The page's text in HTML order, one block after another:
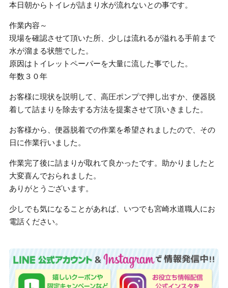
本日朝からトイレが詰まり水が流れないとの事です。
作業内容～
現場を確認させて頂いた所、少しは流れるが溢れる手前まで
水が溜まる状態でした。
原因はトイレットペーパーを大量に流した事でした。
年数３０年
お客様に現状を説明して、高圧ポンプで押し出すか、便器脱
着して詰まりを除去する方法を提案させて頂いきました。
お客様から、便器脱着での作業を希望されましたので、その
日に作業行いました。
作業完了後に詰まりが取れて良かったです。助かりましたと
大変喜んでおられました。
ありがとうございます。
少しでも気になることがあれば、いつでも宮崎水道職人にお
電話ください。